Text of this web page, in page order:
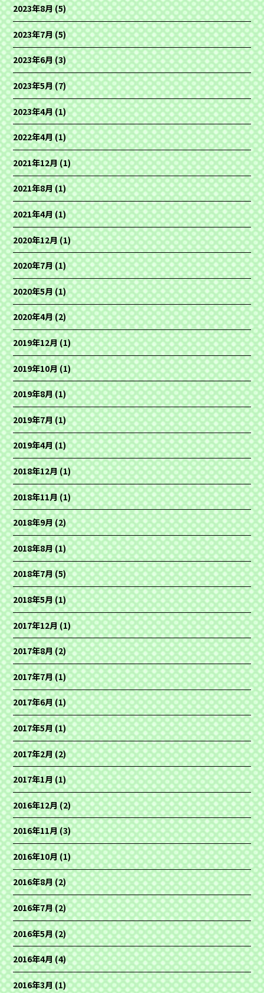
2023年8月(5)
2023年7月(5)
2023年6月(3)
2023年5月(7)
2023年4月(1)
2022年4月(1)
2021年12月(1)
2021年8月(1)
2021年4月(1)
2020年12月(1)
2020年7月(1)
2020年5月(1)
2020年4月(2)
2019年12月(1)
2019年10月(1)
2019年8月(1)
2019年7月(1)
2019年4月(1)
2018年12月(1)
2018年11月(1)
2018年9月(2)
2018年8月(1)
2018年7月(5)
2018年5月(1)
2017年12月(1)
2017年8月(2)
2017年7月(1)
2017年6月(1)
2017年5月(1)
2017年2月(2)
2017年1月(1)
2016年12月(2)
2016年11月(3)
2016年10月(1)
2016年8月(2)
2016年7月(2)
2016年5月(2)
2016年4月(4)
2016年3月(1)